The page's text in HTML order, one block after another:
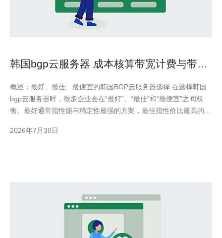
韩国bgp云服务器 成本核算带宽计费与带宽
概述：最好、最佳、最便宜的韩国BGP云服务器选择 在选择韩国
bgp云服务器时，很多企业会在“最好”、“最佳”和“最便宜”之间权
衡。最好通常指性能与稳定性最强的方案，最佳指性价比最高的部
戏、直播、分发）尤其需关注带宽计费和带宽峰值控制，合理的成
2026年7月30日